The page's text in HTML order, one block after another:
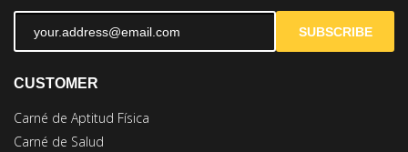
SUBSCRIBE
CUSTOMER
Carné de Aptitud Física
Carné de Salud